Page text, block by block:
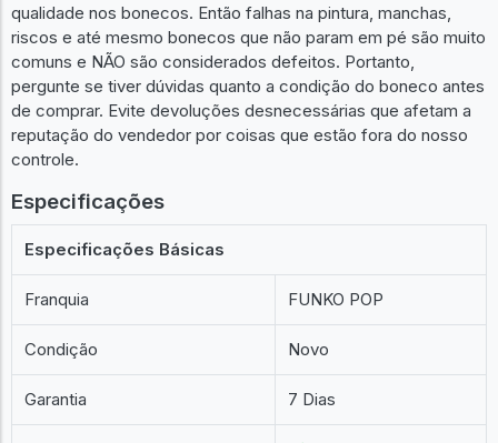
qualidade nos bonecos. Então falhas na pintura, manchas,
riscos e até mesmo bonecos que não param em pé são muito
comuns e NÃO são considerados defeitos. Portanto,
pergunte se tiver dúvidas quanto a condição do boneco antes
de comprar. Evite devoluções desnecessárias que afetam a
reputação do vendedor por coisas que estão fora do nosso
controle.
Especificações
Especificações Básicas
Franquia FUNKO POP
Condição Novo
Garantia 7 Dias